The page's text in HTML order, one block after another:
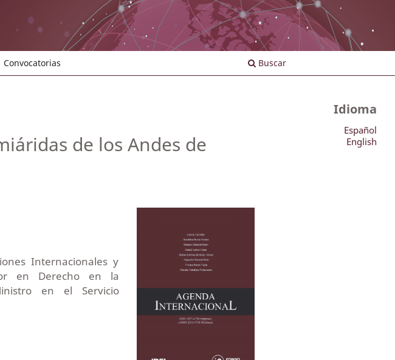
Convocatorias Buscar
de los Andes de
Internacionales y
en Derecho en la
en el Servicio
Idioma
Español
English